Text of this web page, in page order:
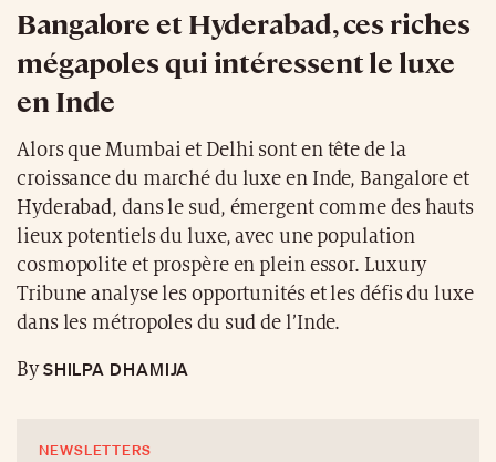
Bangalore et Hyderabad, ces riches
mégapoles qui intéressent le luxe
en Inde
Alors que Mumbai et Delhi sont en tête de la
croissance du marché du luxe en Inde, Bangalore et
Hyderabad, dans le sud, émergent comme des hauts
lieux potentiels du luxe, avec une population
cosmopolite et prospère en plein essor. Luxury
Tribune analyse les opportunités et les défis du luxe
dans les métropoles du sud de l’Inde.
BySHILPA DHAMIJA
NEWSLETTERS